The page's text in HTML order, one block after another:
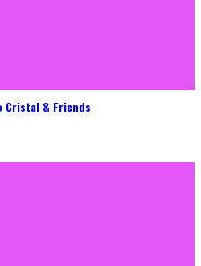
Cristal & Friends